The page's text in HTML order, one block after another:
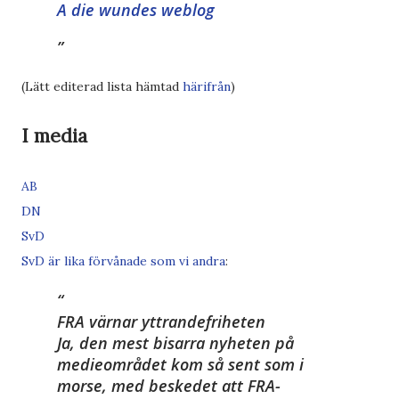
A die wundes weblog
(Lätt editerad lista hämtad härifrån)
I media
AB
DN
SvD
SvD är lika förvånade som vi andra:
FRA värnar yttrandefriheten
Ja, den mest bisarra nyheten på
medieområdet kom så sent som i
morse, med beskedet att FRA-